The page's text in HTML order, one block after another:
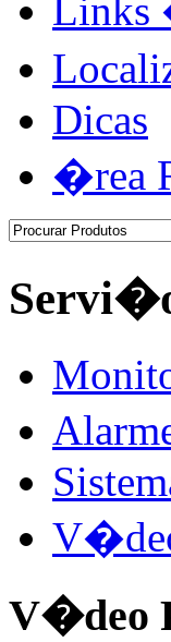
Links
Dicas
�rea
V�deo